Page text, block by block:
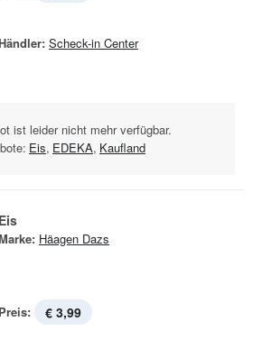
Händler: Scheck-in Center
ist leider nicht mehr verfügbar.
Eis, EDEKA, Kaufland
Eis
Häagen Dazs
Preis: € 3,99